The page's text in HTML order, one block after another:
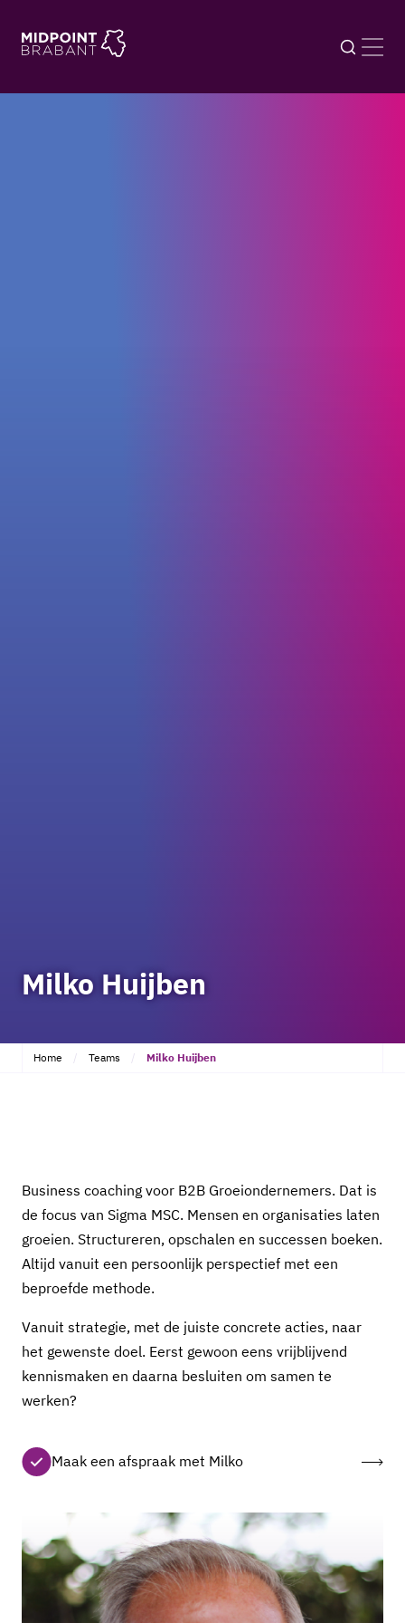
Milko Huijben
Home Teams Milko Huijben
Business coaching voor B2B Groeiondernemers. Dat is
de focus van Sigma MSC. Mensen en organisaties laten
groeien. Structureren, opschalen en successen boeken.
Altijd vanuit een persoonlijk perspectief met een
beproefde methode.
Vanuit strategie, met de juiste concrete acties, naar
het gewenste doel. Eerst gewoon eens vrijblijvend
kennismaken en daarna besluiten om samen te
werken?
Maak een afspraak met Milko